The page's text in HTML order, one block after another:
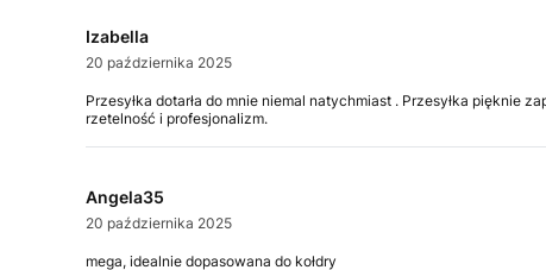
Izabella
20 października 2025
Przesyłka dotarła do mnie niemal natychmiast . Przesyłka pięknie
rzetelność i profesjonalizm.
Angela35
20 października 2025
mega, idealnie dopasowana do kołdry